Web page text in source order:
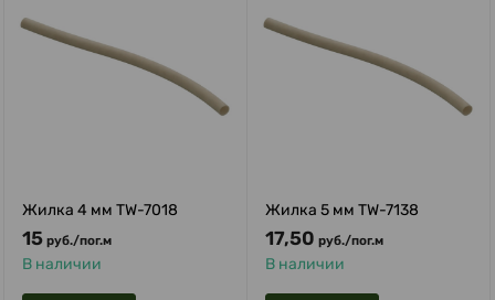
Жилка 4 мм TW-7018
15 руб./пог.м
В наличии
Жилка 5 мм TW-7138
17,50 руб./пог.м
В наличии